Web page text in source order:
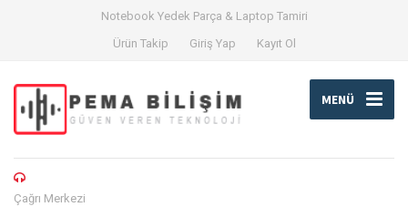
Notebook Yedek Parça & Laptop Tamiri
Ürün Takip
Giriş Yap Kayıt Ol
MENÜ
Çağrı Merkezi